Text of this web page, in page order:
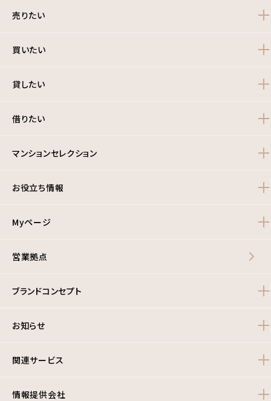
売りたい
買いたい
貸したい
借りたい
マンションセレクション
お役立ち情報
Myページ
営業拠点
ブランドコンセプト
お知らせ
関連サービス
情報提供会社